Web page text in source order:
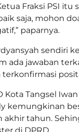
Fraksi PSI itu
saja, mohon
paparnya.
sendiri
ada jawaban
Kota Tangsel
kemungkinan
akhir tahun.